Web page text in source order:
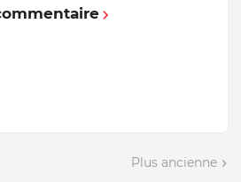
Plus ancienne